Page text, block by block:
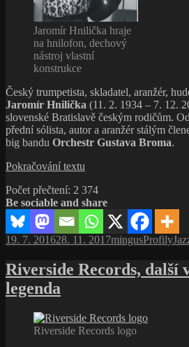
(2005,
Indies
Records)
Jaromír Hnilička hraje
na hnilofon, dechový
nástroj vlastní
konstrukce
Český trumpetista, skladatel, aranžér,
Jaromír Hnilička (11. 2. 1934 – 7. 12.
slovenské Bratislavě českým rodičům.
přední sólista, autor a aranžér stálým
big bandu Orchestr Gustava Broma.
Pokračování textu
autor
jazzové
mše
Missa
Jazz
Počet přečtení: 2 374
Be sociable and share
Publikováno:
19. 7. 201628. 11. 2017Autor:
mingusRubriky:
Profily
Riverside Records, další
legenda
Riverside Records logo